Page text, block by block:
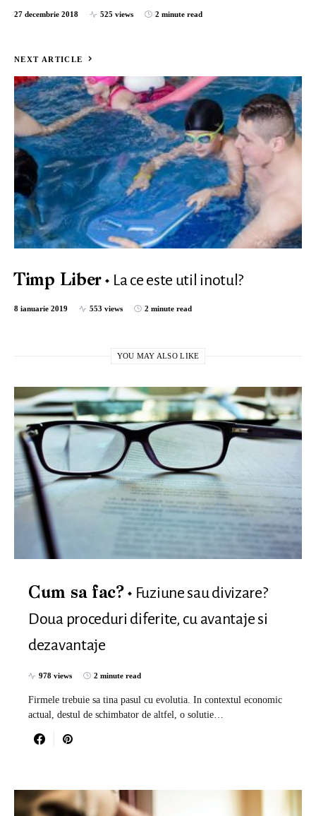
27 decembrie 2018 525 views 2 minute read
NEXT ARTICLE
Timp Liber La ce este util inotul?
8 ianuarie 2019 553 views 2 minute read
YOU MAY ALSO LIKE
Cum sa fac?
Fuziune sau divizare?
Doua proceduri diferite, cu avantaje si
dezavantaje
978 views 2 minute read
Firmele trebuie sa tina pasul cu evolutia. In contextul economic
actual, destul de schimbator de altfel, o solutie…